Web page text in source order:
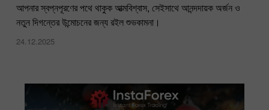
আপনার স্বপ্নপূরণের পথে থাকুক আত্মবিশ্বাস, সেইসাথে আনন্দদায়ক অর্জন ও
নতুন দিগন্তের উন্মোচনের জন্য রইল শুভকামনা​​।
24.12.2025